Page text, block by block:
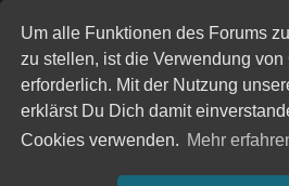
Um alle Funktionen des Forums
zu stellen, ist die Verwendung von
erforderlich. Mit der Nutzung
erklärst Du Dich damit
Cookies verwenden. Mehr